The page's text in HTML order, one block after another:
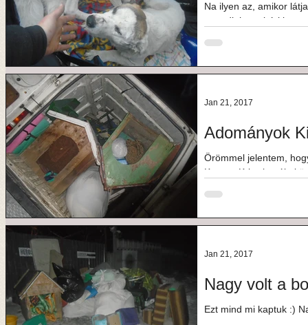
Na ilyen az, amikor
engedi, hogy bárkit az
Adományok
Örömmel jelentem,
Kovacs Krisztina által
Jan 21, 2017
Nagy volt a
Ezt mind mi kaptuk :)
Jan 21, 2017